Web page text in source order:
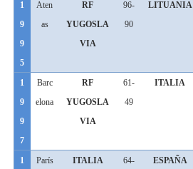
1
9
9
5
Aten
as
RF
YUGOSLA
VIA
96-
90
LITUANIA
1
9
9
7
Barc
elona
RF
YUGOSLA
VIA
61-
49
ITALIA
1
París ITALIA
64-
ESPAÑA